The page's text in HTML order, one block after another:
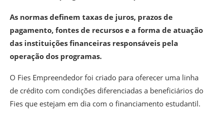
As normas definem taxas de juros, prazos de
pagamento, fontes de recursos e a forma de atuação
das instituições financeiras responsáveis pela
operação dos programas.
O Fies Empreendedor foi criado para oferecer uma linha
de crédito com condições diferenciadas a beneficiários do
Fies que estejam em dia com o financiamento estudantil.